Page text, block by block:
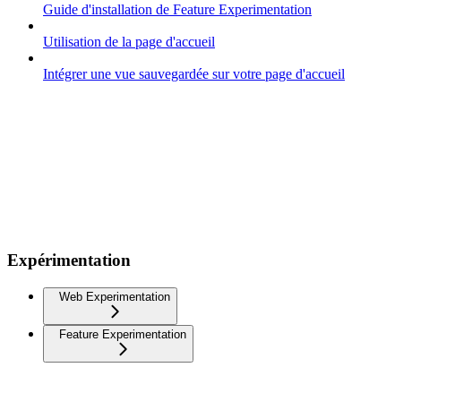
Guide d'installation de Feature Experimentation
Utilisation de la page d'accueil
Intégrer une vue sauvegardée sur votre page d'accueil
Expérimentation
Web Experimentation
Feature Experimentation